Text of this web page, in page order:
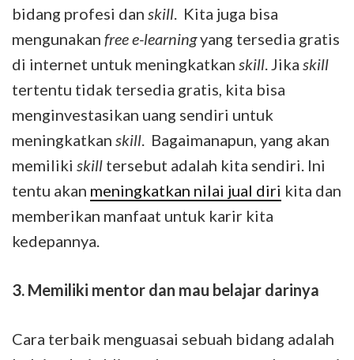
bidang profesi dan skill. Kita juga bisa
mengunakan free e-learningyang tersedia gratis
di internet untuk meningkatkan skill. Jika skill
tertentu tidak tersedia gratis, kita bisa
menginvestasikan uang sendiri untuk
meningkatkan skill. Bagaimanapun, yang akan
memiliki skill tersebut adalah kita sendiri. Ini
tentu akan meningkatkan nilai jual diri kita dan
memberikan manfaat untuk karir kita
kedepannya.
3. Memiliki mentor dan mau belajar darinya
Cara terbaik menguasai sebuah bidang adalah